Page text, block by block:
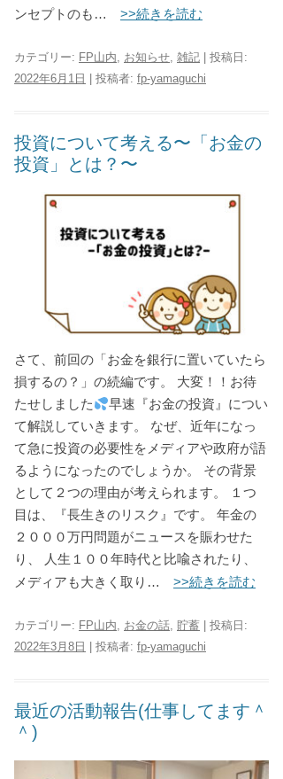
ンセプトのも… >>続きを読む
カテゴリー: FP山内, お知らせ, 雑記 | 投稿日:
2022年6月1日
投稿者: fp-yamaguchi
投資について考える〜「お金の
投資」とは？〜
さて、前回の「お金を銀行に置いていたら
損するの？」の続編です。 大変！！お待
たせしました
早速『お金の投資』につい
て解説していきます。 なぜ、近年になっ
て急に投資の必要性をメディアや政府が語
るようになったのでしょうか。 その背景
として２つの理由が考えられます。 １つ
目は、『長生きのリスク』です。 年金の
２０００万円問題がニュースを賑わせた
り、 人生１００年時代と比喩されたり、
メディアも大きく取り… >>続きを読む
カテゴリー: FP山内, お金の話, 貯蓄 | 投稿日:
2022年3月8日
投稿者: fp-yamaguchi
最近の活動報告(仕事してます＾
＾)